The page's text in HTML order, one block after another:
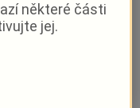
a hned běžel k
po muži z
přišel o stromy.
přísně
některé části
jej.